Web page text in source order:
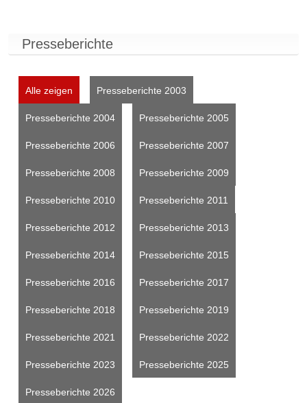
Presseberichte
Alle zeigen Presseberichte 2003
Presseberichte 2004 Presseberichte 2005
Presseberichte 2006 Presseberichte 2007
Presseberichte 2008 Presseberichte 2009
Presseberichte 2010 Presseberichte 2011
Presseberichte 2012 Presseberichte 2013
Presseberichte 2014 Presseberichte 2015
Presseberichte 2016 Presseberichte 2017
Presseberichte 2018 Presseberichte 2019
Presseberichte 2021 Presseberichte 2022
Presseberichte 2023 Presseberichte 2025
Presseberichte 2026